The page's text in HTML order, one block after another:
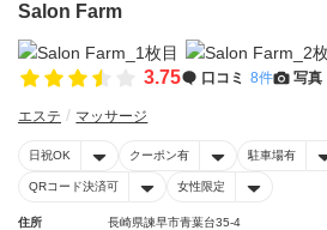
Salon Farm
3.75 口コミ 8件 写真
エステ マッサージ
日祝OK クーポン有 駐車場有
QRコード決済可 女性限定
住所
長崎県諫早市青葉台35-4